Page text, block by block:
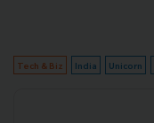
Tech & Biz India Unicorn